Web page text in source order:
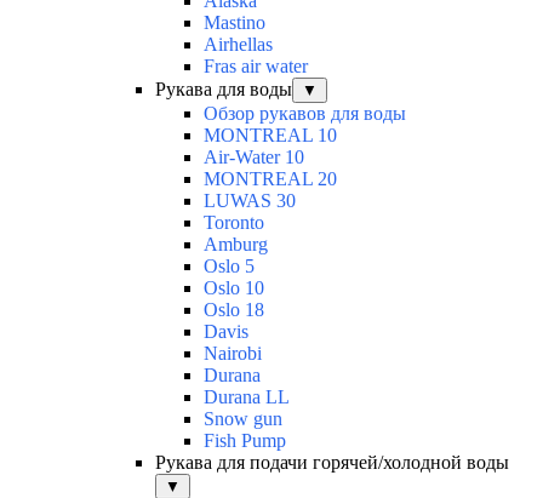
Mastino
Airhellas
Fras air water
Рукава для воды
▼
Обзор рукавов для воды
MONTREAL 10
Air-Water 10
MONTREAL 20
LUWAS 30
Toronto
Amburg
Oslo 5
Oslo 10
Oslo 18
Davis
Nairobi
Durana
Durana LL
Snow gun
Fish Pump
Рукава для подачи горячей/холодной воды
▼